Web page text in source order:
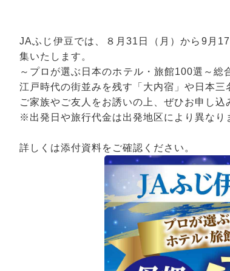
JAふじ伊豆では、８月31日（月）から9月
集いたします。
～プロが選ぶ日本のホテル・旅館100選～
江戸時代の街並みを残す「大内宿」や日本
ご家族やご友人をお誘いの上、ぜひお申し込
※出発日や旅行代金は出発地区により 異なり
詳しくは添付資料をご確認ください。